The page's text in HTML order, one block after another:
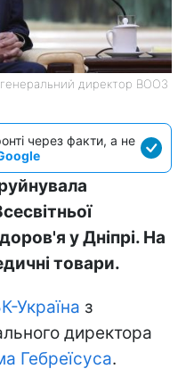
директор ВООЗ
через факти, а не
у Дніпрі. На
товари.
Україна з
директора
Гебреїсуса.